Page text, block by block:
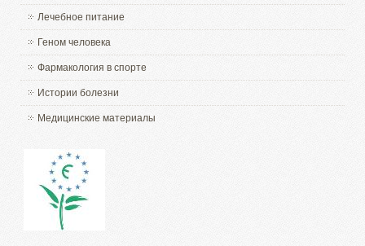
Лечебное питание
Геном человека
Фармакология в спорте
Истории болезни
Медицинские материалы